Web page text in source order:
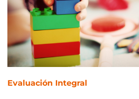
Evaluación Integral